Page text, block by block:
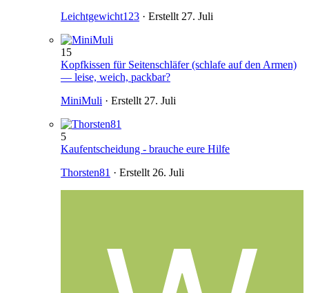
Leichtgewicht123 · Erstellt27. Juli
15
Kopfkissen für Seitenschläfer (schlafe auf den Armen)
— leise, weich, packbar?
MiniMuli · Erstellt27. Juli
5
Kaufentscheidung - brauche eure Hilfe
Thorsten81 · Erstellt26. Juli